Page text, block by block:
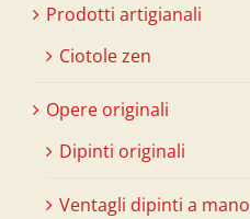
Prodotti artigianali
Ciotole zen
Opere originali
Dipinti originali
Ventagli dipinti a mano